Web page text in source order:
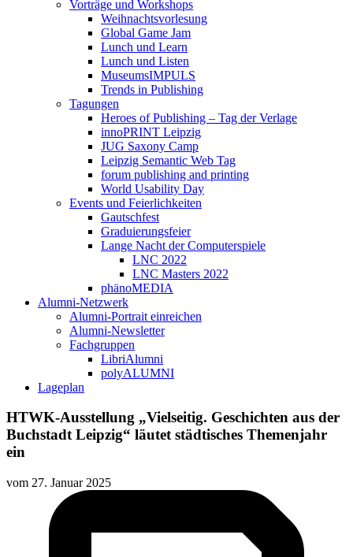
Vorträge und Workshops
Weihnachtsvorlesung
Global Game Jam
Lunch und Learn
Lunch und Listen
MuseumsIMPULS
Trends in Publishing
Tagungen
Heroes of Publishing – Tag der Verlage
innoPRINT Leipzig
JUG Saxony Camp
Leipzig Semantic Web Tag
forum publishing and printing
World Usability Day
Events und Feierlichkeiten
Gautschfest
Graduierungsfeier
Lange Nacht der Computerspiele
LNC 2022
LNC Masters 2022
phänoMEDIA
Alumni-Netzwerk
Alumni-Portrait einreichen
Alumni-Newsletter
Fachgruppen
LibriAlumni
polyALUMNI
Lageplan
HTWK-Ausstellung „Vielseitig. Geschichten aus der
Buchstadt Leipzig“ läutet städtisches Themenjahr
ein
vom 27. Januar 2025